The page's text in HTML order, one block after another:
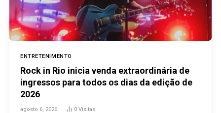
ENTRETENIMENTO
Rock in Rio inicia venda extraordinária de
ingressos para todos os dias da edição de
2026
agosto 6, 2026 0 Visitas